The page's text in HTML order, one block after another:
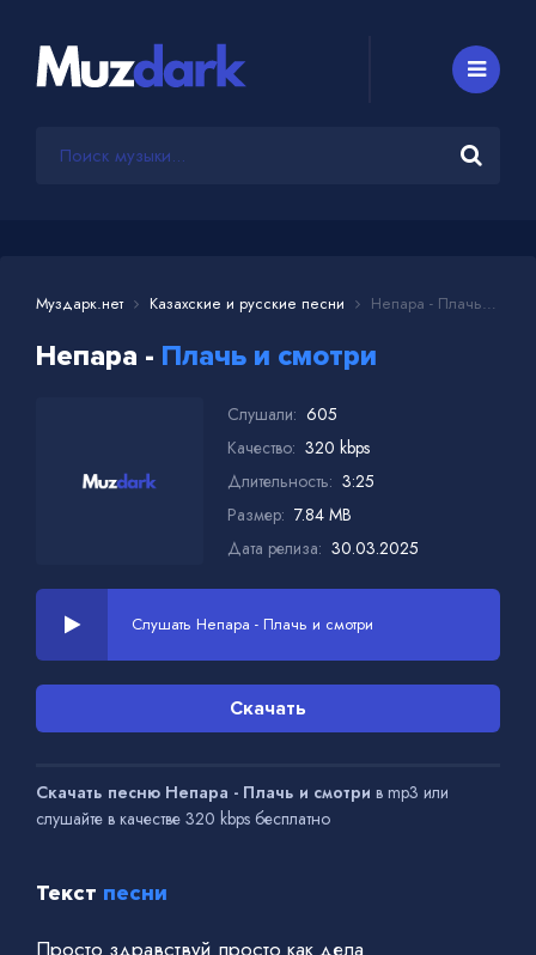
Муздарк.нет Казахские и русские песни Непара - Плачь и смотри
Непара - Плачь и смотри
Слушали: 605
Качество: 320 kbps
Длительность: 3:25
Размер: 7.84 MB
Дата релиза: 30.03.2025
Слушать Непара - Плачь и смотри
Скачать
Скачать песню Непара - Плачь и смотри в mp3 или
слушайте в качестве 320 kbps бесплатно
Текст песни
Просто здравствуй просто как дела